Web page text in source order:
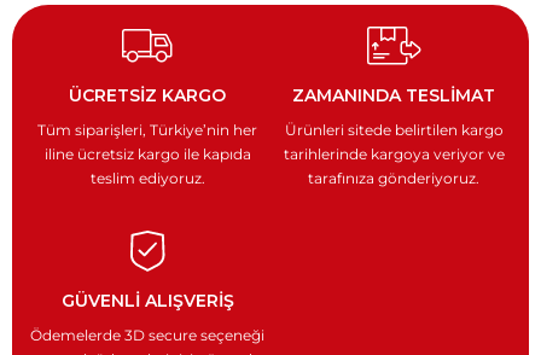
ÜCRETSİZ KARGO
Tüm siparişleri, Türkiye’nin her
iline ücretsiz kargo ilekapıda
teslim ediyoruz.
ZAMANINDA TESLİMAT
Ürünleri sitede belirtilen kargo
tarihlerinde kargoya veriyorve
tarafınıza gönderiyoruz.
GÜVENLİ ALIŞVERİŞ
Ödemelerde 3D secure seçeneği